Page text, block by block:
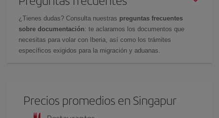
¿Tienes dudas? Consulta nuestras preguntas frecuentes
sobre documentación: te aclaramos los documentos que
necesitas para volar con Iberia, así como los trámites
específicos exigidos para la migración y aduanas.
Precios promedios en Singapur